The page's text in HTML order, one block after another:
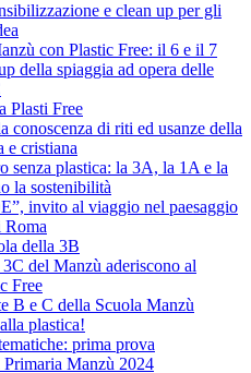
e clean up per gli
con Plastic Free: il 6 e il 7
della spiaggia ad opera delle
Plasti Free
conoscenza di riti ed usanze della
e cristiana
senza plastica: la 3A, la 1A e la
la sostenibilità
invito al viaggio nel paesaggio
della 3B
del Manzù aderiscono al
Free
B e C della Scuola Manzù
plastica!
prima prova
Primaria Manzù 2024